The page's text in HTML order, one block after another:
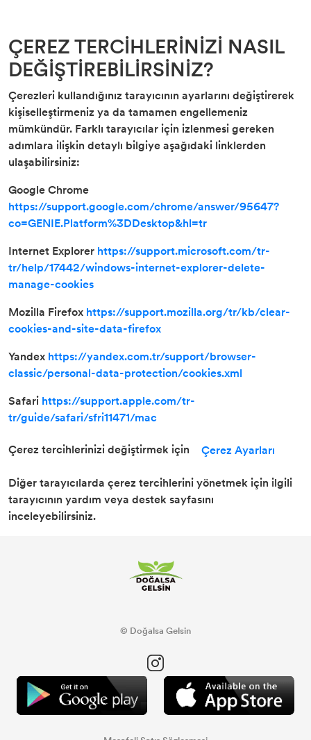
ÇEREZ TERCİHLERİNİZİ NASIL
DEĞİŞTİREBİLİRSİNİZ?
Çerezleri kullandığınız tarayıcının ayarlarını değiştirerek
kişiselleştirmeniz ya da tamamen engellemeniz
mümkündür. Farklı tarayıcılar için izlenmesi gereken
adımlara ilişkin detaylı bilgiye aşağıdaki linklerden
ulaşabilirsiniz:
Google Chrome
https://support.google.com/chrome/answer/95647?
co=GENIE.Platform%3DDesktop&hl=tr
Internet Explorer https://support.microsoft.com/tr-
tr/help/17442/windows-internet-explorer-delete-
manage-cookies
Mozilla Firefox https://support.mozilla.org/tr/kb/clear-
cookies-and-site-data-firefox
Yandex https://yandex.com.tr/support/browser-
classic/personal-data-protection/cookies.xml
Safari https://support.apple.com/tr-
tr/guide/safari/sfri11471/mac
Çerez tercihlerinizi değiştirmek için
Çerez Ayarları
Diğer tarayıcılarda çerez tercihlerini yönetmek için ilgili
tarayıcının yardım veya destek sayfasını
inceleyebilirsiniz.
© Doğalsa Gelsin